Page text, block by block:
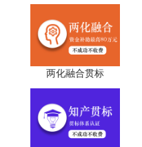
两化融合贯标